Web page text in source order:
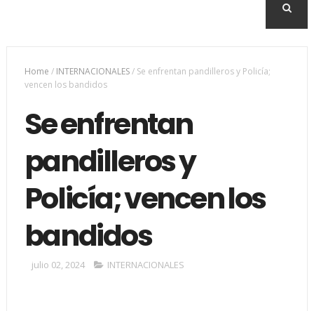
Home / INTERNACIONALES/ Se enfrentan pandilleros y Policía;
vencen los bandidos
Se enfrentan
pandilleros y
Policía; vencen los
bandidos
julio 02, 2024 INTERNACIONALES